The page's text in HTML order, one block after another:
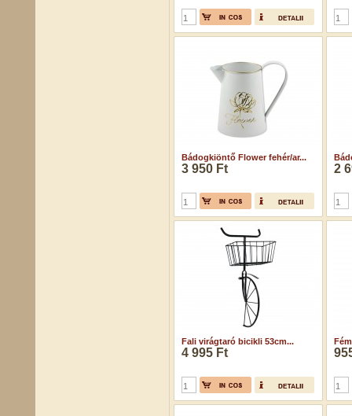
Bádogkiöntő Flower fehér/ar...
3 950 Ft 2
Fali virágtaró bicikli 53cm...
4 995 Ft